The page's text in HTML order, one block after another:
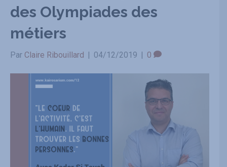
des Olympiades des
métiers
Par Claire Ribouillard | 04/12/2019 | 0